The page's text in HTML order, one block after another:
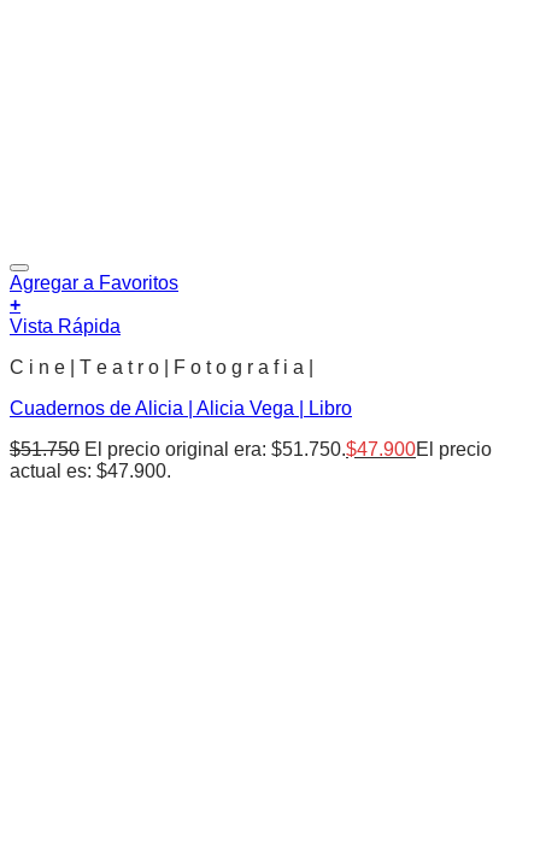
Agregar a Favoritos
+
Vista Rápida
C i n e | T e a t r o | F o t o g r a f i a |
Cuadernos de Alicia | Alicia Vega | Libro
$51.750 El precio original era: $51.750.$47.900El precio
actual es: $47.900.